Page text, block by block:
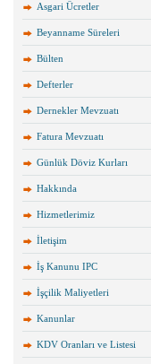
Asgari Ücretler
Beyanname Süreleri
Bülten
Defterler
Dernekler Mevzuatı
Fatura Mevzuatı
Günlük Döviz Kurları
Hakkında
Hizmetlerimiz
İletişim
İş Kanunu IPC
İşçilik Maliyetleri
Kanunlar
KDV Oranları ve Listesi